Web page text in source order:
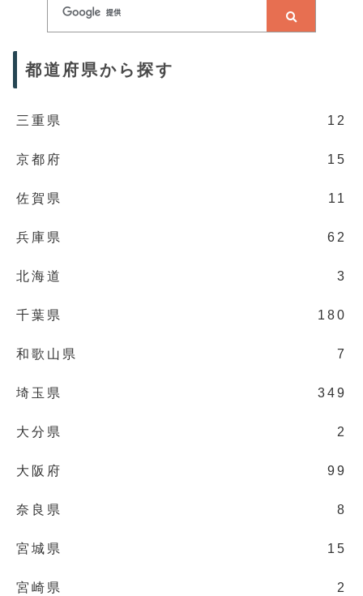
都道府県から探す
三重県 12
京都府 15
佐賀県 11
兵庫県 62
北海道 3
千葉県 180
和歌山県 7
埼玉県 349
大分県 2
大阪府 99
奈良県 8
宮城県 15
宮崎県 2